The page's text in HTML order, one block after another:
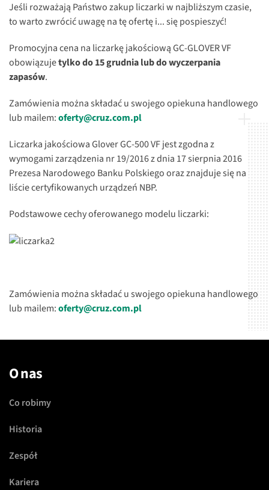
Jeśli rozważają Państwo zakup liczarki w najbliższym czasie,
to warto zwrócić uwagę na tę ofertę i... się pospieszyć!
Promocyjna cena na liczarkę jakościową GC-GLOVER VF
obowiązujetylko do 15 grudnia lub do wyczerpania
zapasów.
Zamówienia można składać u swojego opiekuna handlowego
lub mailem:oferty@cruz.com.pl
Liczarka jakościowa Glover GC-500 VF jest zgodna z
wymogami zarządzenia nr 19/2016 z dnia 17 sierpnia 2016
Prezesa Narodowego Banku Polskiego oraz znajduje się na
liście certyfikowanych urządzeń NBP.
Podstawowe cechy oferowanego modelu liczarki:
Zamówienia można składać u swojego opiekuna handlowego
lub mailem:oferty@cruz.com.pl
O nas
Co robimy
Historia
Zespół
Kariera